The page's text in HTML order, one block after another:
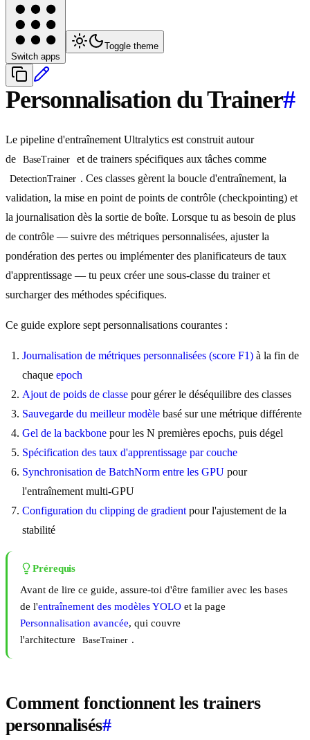
Switch apps
Toggle theme
Personnalisation du Trainer#
Le pipeline d'entraînement Ultralytics est construit autour
de
BaseTrainer et de trainers spécifiques aux tâches comme
DetectionTrainer . Ces classes gèrent la boucle d'entraînement, la
validation, la mise en point de points de contrôle (checkpointing) et
la journalisation dès la sortie de boîte. Lorsque tu as besoin de plus
de contrôle — suivre des métriques personnalisées, ajuster la
pondération des pertes ou implémenter des planificateurs de taux
d'apprentissage — tu peux créer une sous-classe du trainer et
surcharger des méthodes spécifiques.
Ce guide explore sept personnalisations courantes :
Journalisation de métriques personnalisées (score F1) à la fin de
chaque epoch
Ajout de poids de classe pour gérer le déséquilibre des classes
Sauvegarde du meilleur modèle basé sur une métrique différente
Gel de la backbone pour les N premières epochs, puis dégel
Spécification des taux d'apprentissage par couche
Synchronisation de BatchNorm entre les GPU pour
l'entraînement multi-GPU
Configuration du clipping de gradient pour l'ajustement de la
stabilité
Prérequis
Avant de lire ce guide, assure-toi d'être familier avec les bases
de l'entraînement des modèles YOLO et la page
Personnalisation avancée, qui couvre
l'architecture
BaseTrainer .
Comment fonctionnent les trainers
personnalisés#